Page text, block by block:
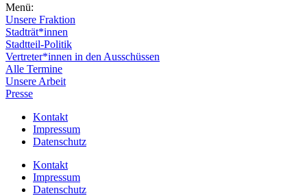
Menü:
Unsere Fraktion
Stadträt*innen
Stadtteil-Politik
Vertreter*innen in den Ausschüssen
Alle Termine
Unsere Arbeit
Presse
Kontakt
Impressum
Datenschutz
Kontakt
Impressum
Datenschutz